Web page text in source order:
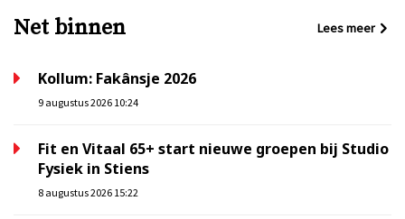
Net binnen Lees meer
Kollum: Fakânsje 2026
9 augustus 2026 10:24
Fit en Vitaal 65+ start nieuwe groepen bij Studio
Fysiek in Stiens
8 augustus 2026 15:22